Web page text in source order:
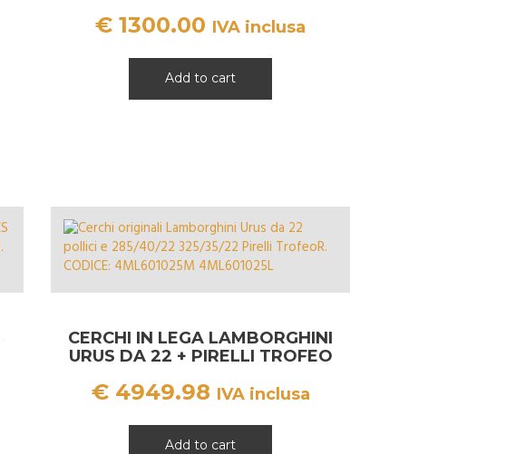
€ 1300.00 IVA inclusa
Add to cart
CERCHI IN LEGA LAMBORGHINI
URUS DA 22 + PIRELLI TROFEO
€4949.98 IVA inclusa
Add to cart